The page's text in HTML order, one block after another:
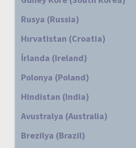
Rusya (Russia)
Hırvatistan (Croatia)
İrlanda (Ireland)
Polonya (Poland)
Hindistan (India)
Avustralya (Australia)
Brezilya (Brazil)